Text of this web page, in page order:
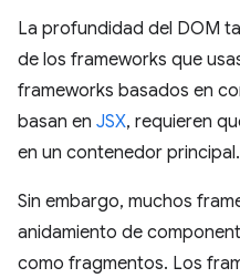
La profundidad del DOM
de los frameworks que
frameworks basados en
basan en JSX, requieren
en un contenedor principal.
Sin embargo, muchos
anidamiento de
como fragmentos. Los